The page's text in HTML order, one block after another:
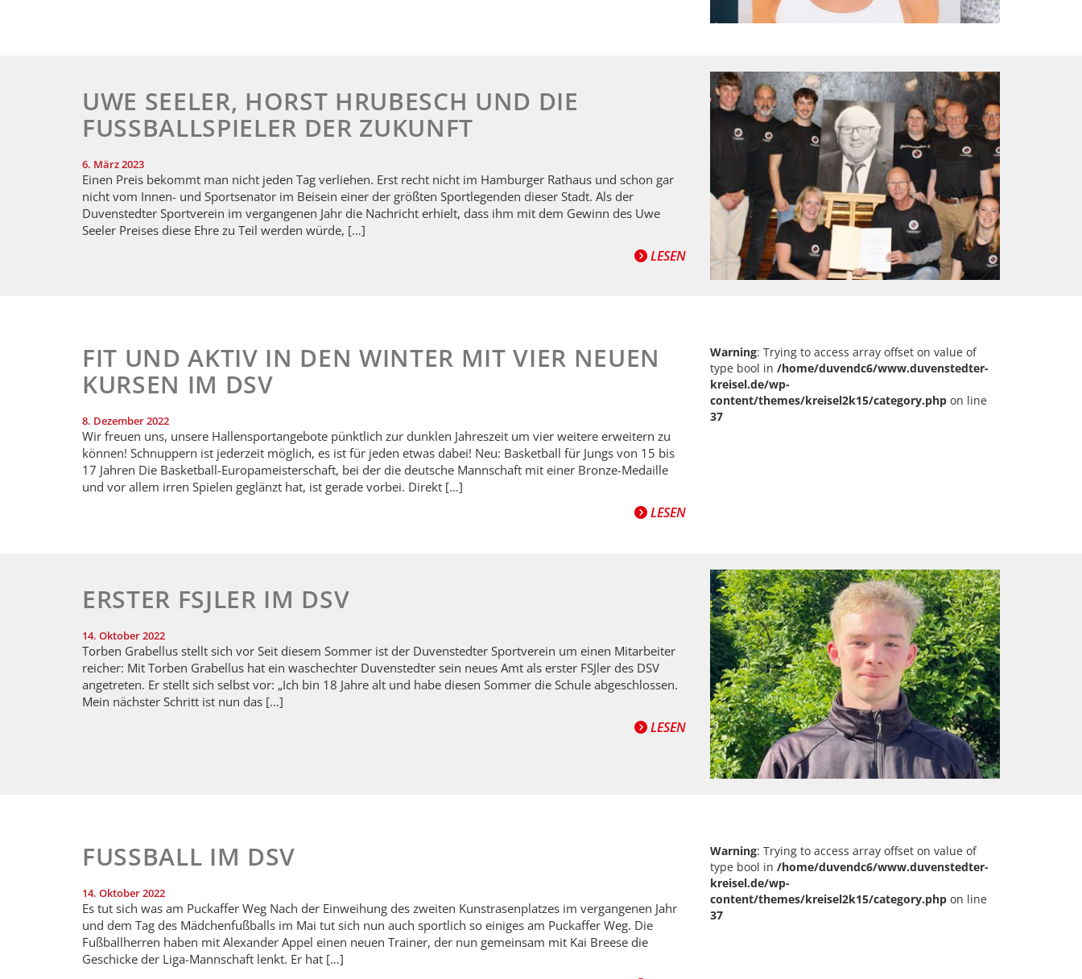
UWE SEELER, HORST HRUBESCH UND DIE
FUSSBALLSPIELER DER ZUKUNFT
6. März 2023
Einen Preis bekommt man nicht jeden Tag verliehen. Erst recht nicht im Hamburger Rathaus und schon gar
nicht vom Innen- und Sportsenator im Beisein einer der größten Sportlegenden dieser Stadt. Als der
Duvenstedter Sportverein im vergangenen Jahr die Nachricht erhielt, dass ihm mit dem Gewinn des Uwe
Seeler Preises diese Ehre zu Teil werden würde, […]
LESEN
FIT UND AKTIV IN DEN WINTER MIT VIER NEUEN
KURSEN IM DSV
8. Dezember 2022
Wir freuen uns, unsere Hallensportangebote pünktlich zur dunklen Jahreszeit um vier weitere erweitern zu
können! Schnuppern ist jederzeit möglich, es ist für jeden etwas dabei! Neu: Basketball für Jungs von 15 bis
17 Jahren Die Basketball-Europameisterschaft, bei der die deutsche Mannschaft mit einer Bronze-Medaille
und vor allem irren Spielen geglänzt hat, ist gerade vorbei. Direkt […]
LESEN
Warning: Trying to access array offset on value of
type bool in /home/duvendc6/www.duvenstedter-
kreisel.de/wp-
content/themes/kreisel2k15/category.php on line
37
ERSTER FSJLER IM DSV
14. Oktober 2022
Torben Grabellus stellt sich vor Seit diesem Sommer ist der Duvenstedter Sportverein um einen Mitarbeiter
reicher: Mit Torben Grabellus hat ein waschechter Duvenstedter sein neues Amt als erster FSJler des DSV
angetreten. Er stellt sich selbst vor: „Ich bin 18 Jahre alt und habe diesen Sommer die Schule abgeschlossen.
Mein nächster Schritt ist nun das […]
LESEN
FUSSBALL IM DSV
14. Oktober 2022
Es tut sich was am Puckaffer Weg Nach der Einweihung des zweiten Kunstrasenplatzes im vergangenen Jahr
und dem Tag des Mädchenfußballs im Mai tut sich nun auch sportlich so einiges am Puckaffer Weg. Die
Fußballherren haben mit Alexander Appel einen neuen Trainer, der nun gemeinsam mit Kai Breese die
Geschicke der Liga-Mannschaft lenkt. Er hat […]
Warning: Trying to access array offset on value of
type bool in /home/duvendc6/www.duvenstedter-
kreisel.de/wp-
content/themes/kreisel2k15/category.php on line
37